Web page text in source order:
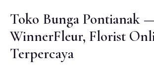
Toko Bunga Pontianak
WinnerFleur, Florist
Terpercaya